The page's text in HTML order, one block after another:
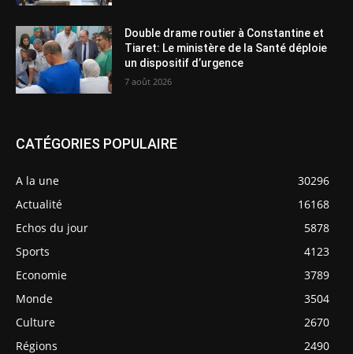
Double drame routier à Constantine et
Tiaret: Le ministère de la Santé déploie
un dispositif d’urgence
7 août 2026
CATÉGORIES POPULAIRE
A la une
30296
Actualité
16168
Echos du jour
5878
Sports
4123
Economie
3789
Monde
3504
Culture
2670
Régions
2490